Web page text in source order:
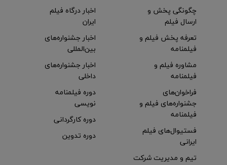
چگونگی پخش و
ارسال فیلم
تعرفه پخش فیلم و
فیلمنامه
مشاوره فیلم و
فیلمنامه
اخبار درگاه فیلم
ایران
اخبار جشنواره‌های
بین‌المللی
اخبار جشنواره‌های
داخلی
فراخوان‌های
جشنواره‌های فیلم و
فیلمنامه
فستیوال‌های فیلم
ایرانی
دوره فیلمنامه
نویسی
دوره کارگردانی
دوره تدوین
تیم و مدیریت شرکت